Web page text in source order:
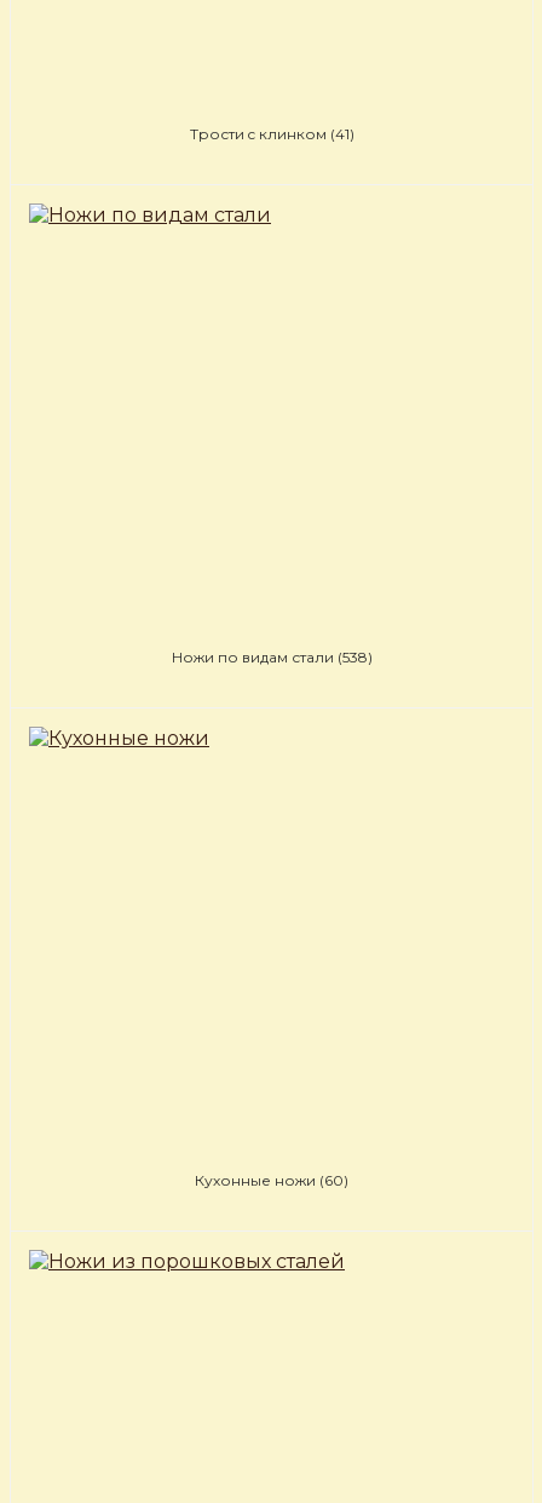
Трости c клинком (41)
Ножи по видам стали (538)
Кухонные ножи (60)